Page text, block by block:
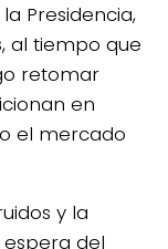
Presidencia,
, al tiempo que
retomar
en
el mercado
y la
del